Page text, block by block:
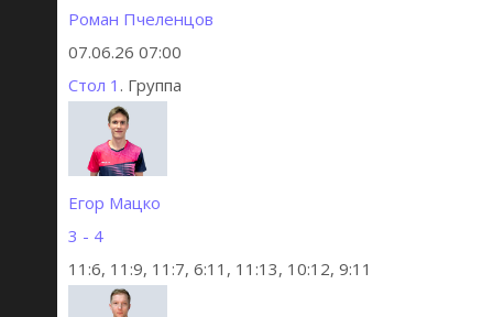
Роман Пчеленцов
07.06.26 07:00
Стол 1 . Группа
Егор Мацко
3 - 4
11:6, 11:9, 11:7, 6:11, 11:13, 10:12, 9:11